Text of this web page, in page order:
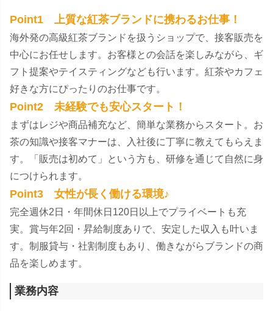
Point1 上質な紅茶ブランドに携わるお仕事！
海外発の高級紅茶ブランドを扱うショップで、接客販売を
中心にお任せします。お客様との会話を楽しみながら、ギ
フト提案やテイスティングなども行います。紅茶やカフェ
好きな方にぴったりのお仕事です。
Point2 未経験でも安心スタート！
まずはレジや商品補充など、簡単な業務からスタート。お
茶の知識や接客マナーは、入社後に丁寧に教えてもらえま
す。「販売は初めて」という方も、研修を通じて自然に身
につけられます。
Point3 女性が長く働ける環境♪
完全週休2日・年間休日120日以上でプライベートも充
実。賞与年2回・昇給制度ありで、安定した収入も叶いま
す。制服貸与・社割制度もあり、働きながらブランドの商
品を楽しめます。
業務内容